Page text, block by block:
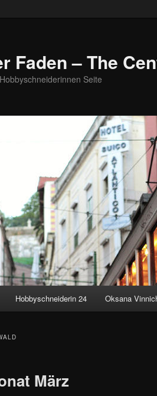
Faden – The
Seite
Hobbyschneiderin 24 Oksana
März